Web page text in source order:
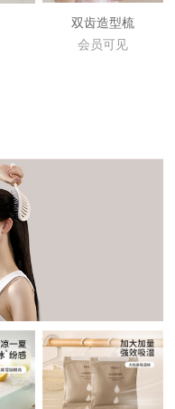
双齿造型梳
会员可见